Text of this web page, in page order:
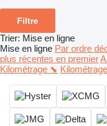
Filtre
Trier: Mise en ligne
Mise en ligne Par ordre
plus récentes en premier
Kilométrage ⬊